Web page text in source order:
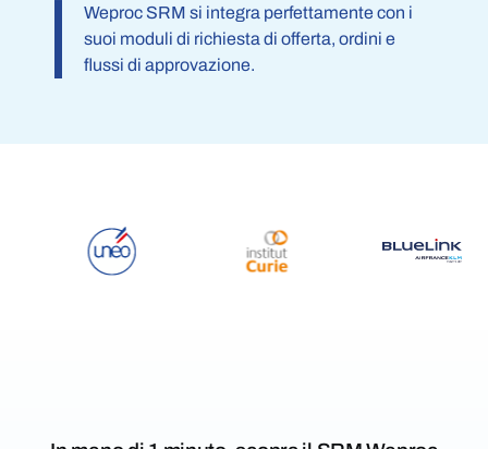
Weproc SRM si integra perfettamente con i
suoi moduli di richiesta di offerta, ordini e
flussi di approvazione.